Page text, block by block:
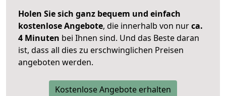
Holen Sie sich ganz bequem und einfach
kostenlose Angebote, die innerhalb von nurca.
4 Minuten bei Ihnen sind. Und das Beste daran
ist, dass all dies zu erschwinglichen Preisen
angeboten werden.
Kostenlose Angebote erhalten